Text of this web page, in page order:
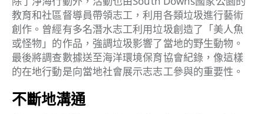
教育和社區督導員帶領志工，利用各類垃圾進行藝術
創作。曾經有多名潛水志工利用垃圾創造了「美人魚
或怪物」的作品，強調垃圾影響了當地的野生動物。
最後將調查數據送至海洋環境保育協會紀錄，像這樣
的在地行動是向當地社會展示志志工參與的重要性。
不斷地溝通